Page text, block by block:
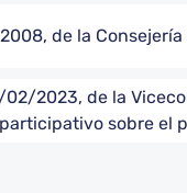
de la
02/2023, de la
sobre el